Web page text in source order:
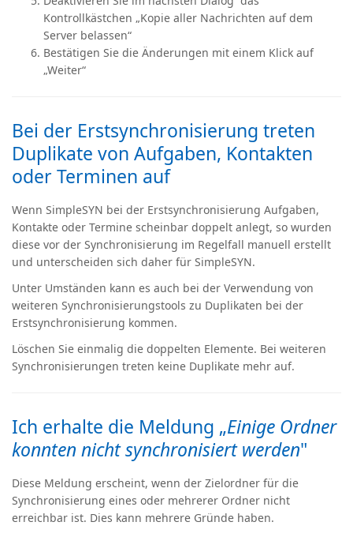
Kontrollkästchen „Kopie aller Nachrichten auf dem
Server belassen“
Bestätigen Sie die Änderungen mit einem Klick auf
„Weiter“
Bei der Erstsynchronisierung treten
Duplikate von Aufgaben, Kontakten
oder Terminen auf
Wenn SimpleSYN bei der Erstsynchronisierung Aufgaben,
Kontakte oder Termine scheinbar doppelt anlegt, so wurden
diese vor der Synchronisierung im Regelfall manuell erstellt
und unterscheiden sich daher für SimpleSYN.
Unter Umständen kann es auch bei der Verwendung von
weiteren Synchronisierungstools zu Duplikaten bei der
Erstsynchronisierung kommen.
Löschen Sie einmalig die doppelten Elemente. Bei weiteren
Synchronisierungen treten keine Duplikate mehr auf.
Ich erhalte die Meldung „Einige Ordner
konnten nicht synchronisiert werden"
Diese Meldung erscheint, wenn der Zielordner für die
Synchronisierung eines oder mehrerer Ordner nicht
erreichbar ist. Dies kann mehrere Gründe haben.